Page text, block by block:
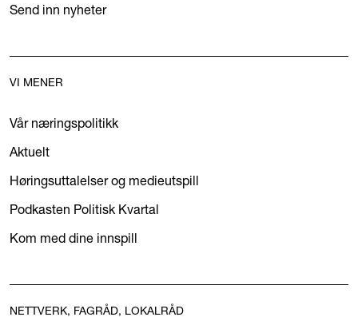
Send inn nyheter
VI MENER
Vår næringspolitikk
Aktuelt
Høringsuttalelser og medieutspill
Podkasten Politisk Kvartal
Kom med dine innspill
NETTVERK, FAGRÅD, LOKALRÅD